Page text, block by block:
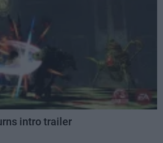
intro trailer